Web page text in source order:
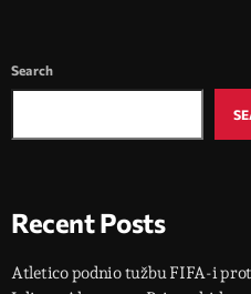
Search
Recent Posts
Atletico podnio tužbu FIFA-i